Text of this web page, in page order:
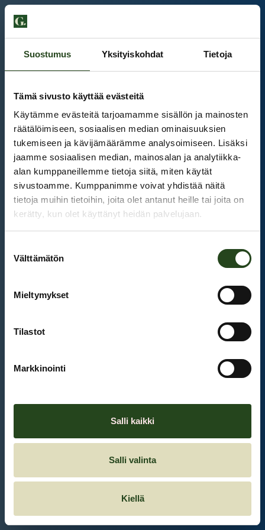
Suostumus Yksityiskohdat Tietoja
Tämä sivusto käyttää evästeitä
Käytämme evästeitä tarjoamamme sisällön ja mainosten
räätälöimiseen, sosiaalisen median ominaisuuksien
tukemiseen ja kävijämäärämme analysoimiseen. Lisäksi
jaamme sosiaalisen median, mainosalan ja analytiikka-
alan kumppaneillemme tietoja siitä, miten käytät
sivustoamme. Kumppanimme voivat yhdistää näitä
tietoja muihin tietoihin, joita olet antanut heille tai joita on
kerätty, kun olet käyttänyt heidän palvelujaan.
valinta
Välttämätön
Mieltymykset
Tilastot
Markkinointi
Salli kaikki
Salli valinta
Kiellä
Kauppakeskus Grani
Et ole kirjautunut sisään.